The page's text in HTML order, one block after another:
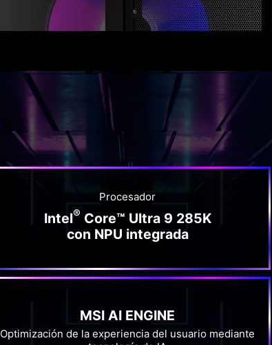
Procesador
Intel® Core™ Ultra 9 285K
con NPU integrada
MSI AI ENGINE
Optimización de la experiencia del usuario mediante